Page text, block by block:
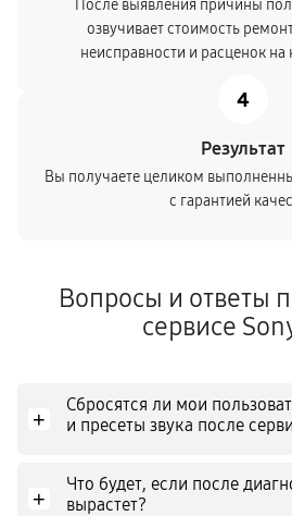
После выявления причины
озвучивает стоимость
неисправности и расценок
4
Результат
Вы получаете целиком
с гарантией
Вопросы и ответы
сервисе
+
Сбросятся ли мои
и пресеты звука после
+
Что будет, если после
вырастет?